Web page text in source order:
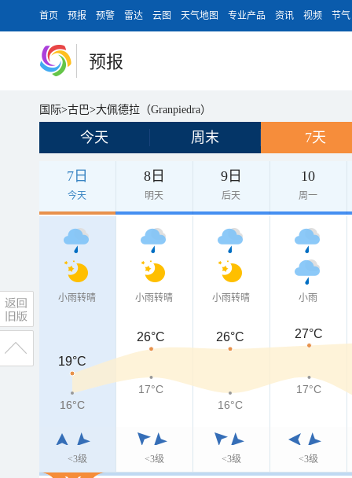
首页 预报 预警 雷达 云图 天气地图 专业产品 资讯 视频 节气
预报
国际>古巴>大佩德拉（Granpiedra）
今天 周末 7天
7日
今天
8日
明天
9日
后天
10
周一
小雨转晴
<3级
小雨转晴
<3级
小雨转晴
<3级
小雨
<3级
19°C
19°C
26°C 26°C 27°C
16°C
16°C
17°C
16°C
17°C